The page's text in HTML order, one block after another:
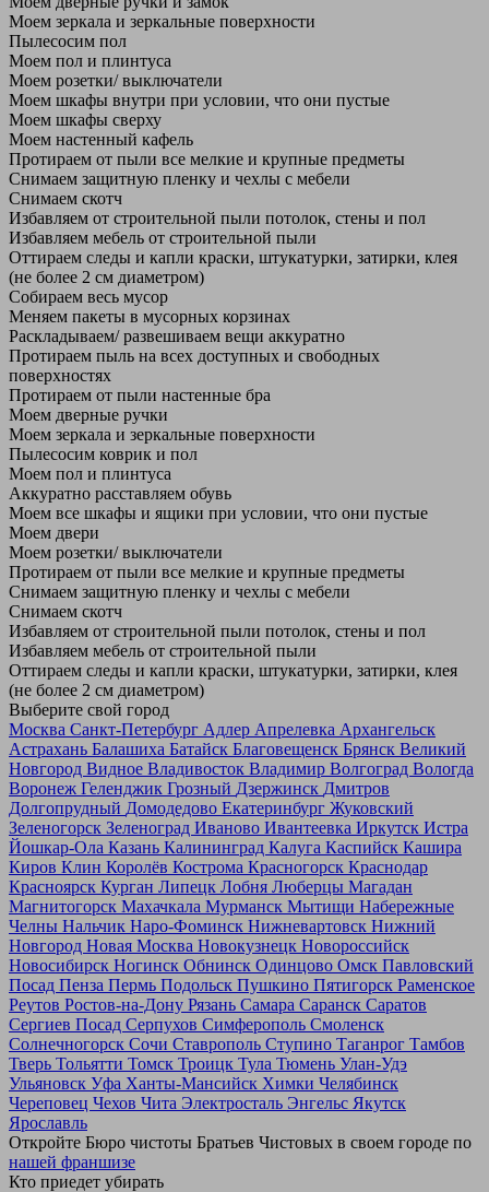
Моем зеркала и зеркальные поверхности
Пылесосим пол
Моем пол и плинтуса
Моем розетки/ выключатели
Моем шкафы внутри при условии, что они пустые
Моем шкафы сверху
Моем настенный кафель
Протираем от пыли все мелкие и крупные предметы
Снимаем защитную пленку и чехлы с мебели
Снимаем скотч
Избавляем от строительной пыли потолок, стены и пол
Избавляем мебель от строительной пыли
Оттираем следы и капли краски, штукатурки, затирки, клея
(не более 2 см диаметром)
Собираем весь мусор
Меняем пакеты в мусорных корзинах
Раскладываем/ развешиваем вещи аккуратно
Протираем пыль на всех доступных и свободных
поверхностях
Протираем от пыли настенные бра
Моем дверные ручки
Моем зеркала и зеркальные поверхности
Пылесосим коврик и пол
Моем пол и плинтуса
Аккуратно расставляем обувь
Моем все шкафы и ящики при условии, что они пустые
Моем двери
Моем розетки/ выключатели
Протираем от пыли все мелкие и крупные предметы
Снимаем защитную пленку и чехлы с мебели
Снимаем скотч
Избавляем от строительной пыли потолок, стены и пол
Избавляем мебель от строительной пыли
Оттираем следы и капли краски, штукатурки, затирки, клея
(не более 2 см диаметром)
Выберите свой город
Москва Санкт-Петербург Адлер Апрелевка Архангельск
Астрахань Балашиха Батайск Благовещенск Брянск Великий
Новгород Видное Владивосток Владимир Волгоград Вологда
Воронеж Геленджик Грозный Дзержинск Дмитров
Долгопрудный Домодедово Екатеринбург Жуковский
Зеленогорск Зеленоград Иваново Ивантеевка Иркутск Истра
Йошкар-Ола Казань Калининград Калуга Каспийск Кашира
Киров Клин Королёв Кострома Красногорск Краснодар
Красноярск Курган Липецк Лобня Люберцы Магадан
Магнитогорск Махачкала Мурманск Мытищи Набережные
Челны Нальчик Наро-Фоминск Нижневартовск Нижний
Новгород Новая Москва Новокузнецк Новороссийск
Новосибирск Ногинск Обнинск Одинцово Омск Павловский
Посад Пенза Пермь Подольск Пушкино Пятигорск Раменское
Реутов Ростов-на-Дону Рязань Самара Саранск Саратов
Сергиев Посад Серпухов Симферополь Смоленск
Солнечногорск Сочи Ставрополь Ступино Таганрог Тамбов
Тверь Тольятти Томск Троицк Тула Тюмень Улан-Удэ
Ульяновск Уфа Ханты-Мансийск Химки Челябинск
Череповец Чехов Чита Электросталь Энгельс Якутск
Ярославль
Откройте Бюро чистоты Братьев Чистовых в своем городе по
нашей франшизе
Кто приедет убирать